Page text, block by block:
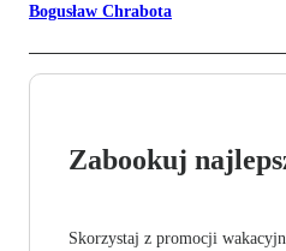
Bogusław Chrabota
Zabookuj
Skorzystaj z promocji